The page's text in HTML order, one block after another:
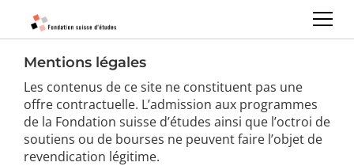
Mentions légales
Les contenus de ce site ne constituent pas une
offre contractuelle. L’admission aux programmes
de la Fondation suisse d’études ainsi que l’octroi de
soutiens ou de bourses ne peuvent faire l’objet de
revendication légitime.